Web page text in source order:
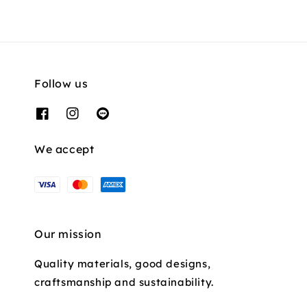
Follow us
We accept
Our mission
Quality materials, good designs,
craftsmanship and sustainability.